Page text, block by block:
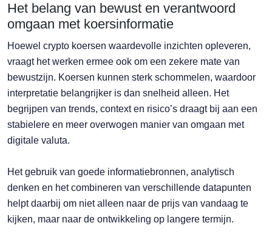
Het belang van bewust en verantwoord
omgaan met koersinformatie
Hoewel crypto koersen waardevolle inzichten opleveren,
vraagt het werken ermee ook om een zekere mate van
bewustzijn. Koersen kunnen sterk schommelen, waardoor
interpretatie belangrijker is dan snelheid alleen. Het
begrijpen van trends, context en risico’s draagt bij aan een
stabielere en meer overwogen manier van omgaan met
digitale valuta.
Het gebruik van goede informatiebronnen, analytisch
denken en het combineren van verschillende datapunten
helpt daarbij om niet alleen naar de prijs van vandaag te
kijken, maar naar de ontwikkeling op langere termijn.